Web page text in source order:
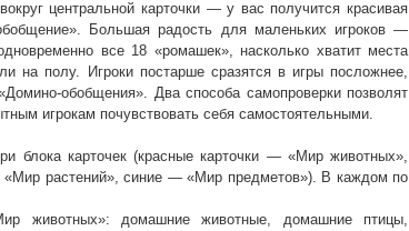
центральной карточки — у вас получится красивая
Большая радость для маленьких игроков —
все 18 «ромашек», насколько хватит места
на полу. Игроки постарше сразятся в игры посложнее,
обобщения». Два способа самопроверки позволят
игрокам почувствовать себя самостоятельными.
блока карточек (красные карточки — «Мир животных»,
растений», синие — «Мир предметов»). В каждом по
животных»: домашние животные, домашние птицы,